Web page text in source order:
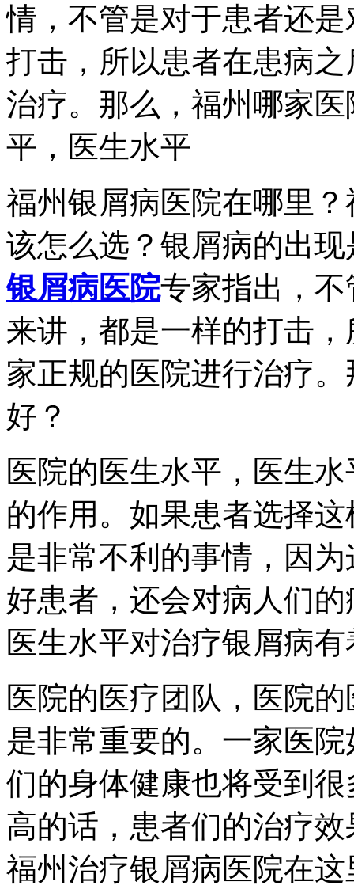
情，不管是对于患者还
打击，所以患者在患病
治疗。那么，福州哪家
平，医生水平
福州银屑病医院在哪里
该怎么选？银屑病的出
银屑病医院专家指出，
来讲，都是一样的打击
家正规的医院进行治疗
好？
医院的医生水平，医生
的作用。如果患者选择
是非常不利的事情，因
好患者，还会对病人们
医生水平对治疗银屑病
医院的医疗团队，医院
是非常重要的。一家医
们的身体健康也将受到
高的话，患者们的治疗
福州治疗银屑病医院在